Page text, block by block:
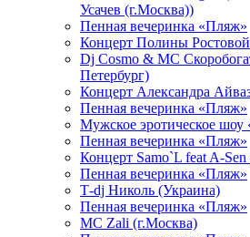
Усачев (г.Москва))
Пенная вечеринка «Пляж»
Концерт Полины
Dj Cosmo & МС
Петербург)
Концерт Александра
Пенная вечеринка «Пляж»
Мужское эротическое шоу
Пенная вечеринка «Пляж»
Концерт Samo`L feat A-
Пенная вечеринка «Пляж»
Т-dj Николь (Украина)
Пенная вечеринка «Пляж»
МС Zali (г.Москва)